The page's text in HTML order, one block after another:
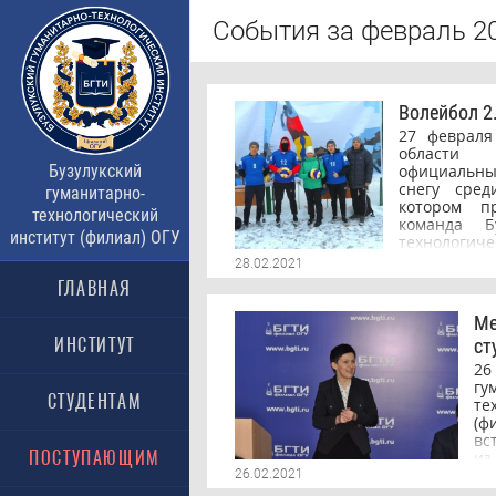
Бузулукский
гуманитарно-
технологический
институт (филиал) ОГУ
ГЛАВНАЯ
ИНСТИТУТ
СТУДЕНТАМ
ПОСТУПАЮЩИМ
События за февраль
Волейбол
27
снегу
котором
команда
А.,
по
федерации
области
директор
28.02.2021
26.02.2021